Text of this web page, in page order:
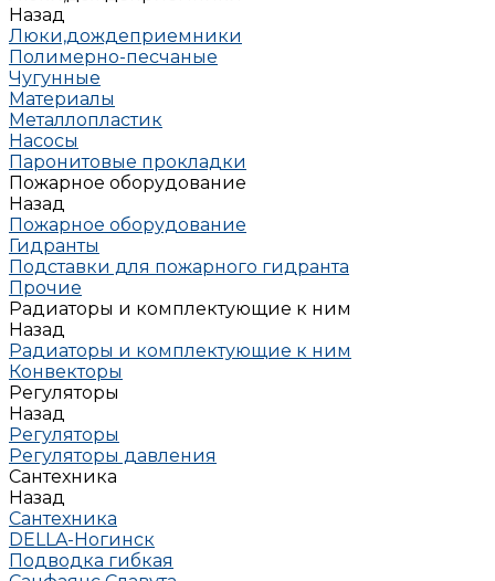
Назад
Люки,дождеприемники
Полимерно-песчаные
Чугунные
Материалы
Металлопластик
Насосы
Паронитовые прокладки
Пожарное оборудование
Назад
Пожарное оборудование
Гидранты
Подставки для пожарного гидранта
Прочие
Радиаторы и комплектующие к ним
Назад
Радиаторы и комплектующие к ним
Конвекторы
Регуляторы
Назад
Регуляторы
Регуляторы давления
Сантехника
Назад
Сантехника
DELLA-Ногинск
Подводка гибкая